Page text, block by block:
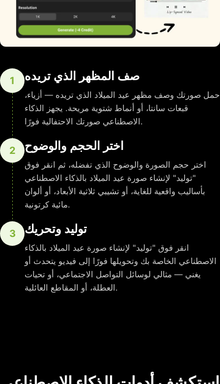
1 صف المظهر الذي تريده
حمل صورتك وصف مظهر عيد الميلاد الذي تريده — أزياء،
قبعات سانتا، أو أنماط شتوية مريحة. يجهز الذكاء
الاصطناعي صورتك الاحتفالية فورًا.
2 اختر الحجم والوضوح
اختر حجم الصورة والوضوح الذي تفضله، ثم انقر فوق
"توليد" لإنشاء صورة عيد الميلاد بالذكاء الاصطناعي
بأساليب واقعية للغاية، أو تشيبي ثلاثية الأبعاد، أو ألوان
مائية كرتونية.
3 توليد وتحريك
انقر فوق "توليد" لإنشاء صورة عيد الميلاد بالذكاء
الاصطناعي الخاصة بك وتحويلها فورًا إلى فيديو يتحدث أو
يغني — مثالي لوسائل التواصل الاجتماعي، أو تحيات
العطلة، أو المقاطع العائلية.